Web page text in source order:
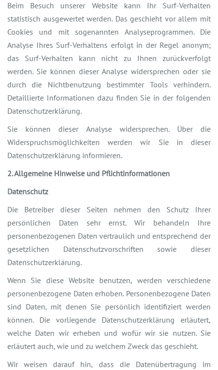
Beim Besuch unserer Website kann Ihr Surf-Verhalten
statistisch ausgewertet werden. Das geschieht vor allem mit
Cookies und mit sogenannten Analyseprogrammen. Die
Analyse Ihres Surf-Verhaltens erfolgt in der Regel anonym;
das Surf-Verhalten kann nicht zu Ihnen zurückverfolgt
werden. Sie können dieser Analyse widersprechen oder sie
durch die Nichtbenutzung bestimmter Tools verhindern.
Detaillierte Informationen dazu finden Sie in der folgenden
Datenschutzerklärung.
Sie können dieser Analyse widersprechen. Über die
Widerspruchsmöglichkeiten werden wir Sie in dieser
Datenschutzerklärung informieren.
2. Allgemeine Hinweise und Pflichtinformationen
Datenschutz
Die Betreiber dieser Seiten nehmen den Schutz Ihrer
persönlichen Daten sehr ernst. Wir behandeln Ihre
personenbezogenen Daten vertraulich und entsprechend der
gesetzlichen Datenschutzvorschriften sowie dieser
Datenschutzerklärung.
Wenn Sie diese Website benutzen, werden verschiedene
personenbezogene Daten erhoben. Personenbezogene Daten
sind Daten, mit denen Sie persönlich identifiziert werden
können. Die vorliegende Datenschutzerklärung erläutert,
welche Daten wir erheben und wofür wir sie nutzen. Sie
erläutert auch, wie und zu welchem Zweck das geschieht.
Wir weisen darauf hin, dass die Datenübertragung im